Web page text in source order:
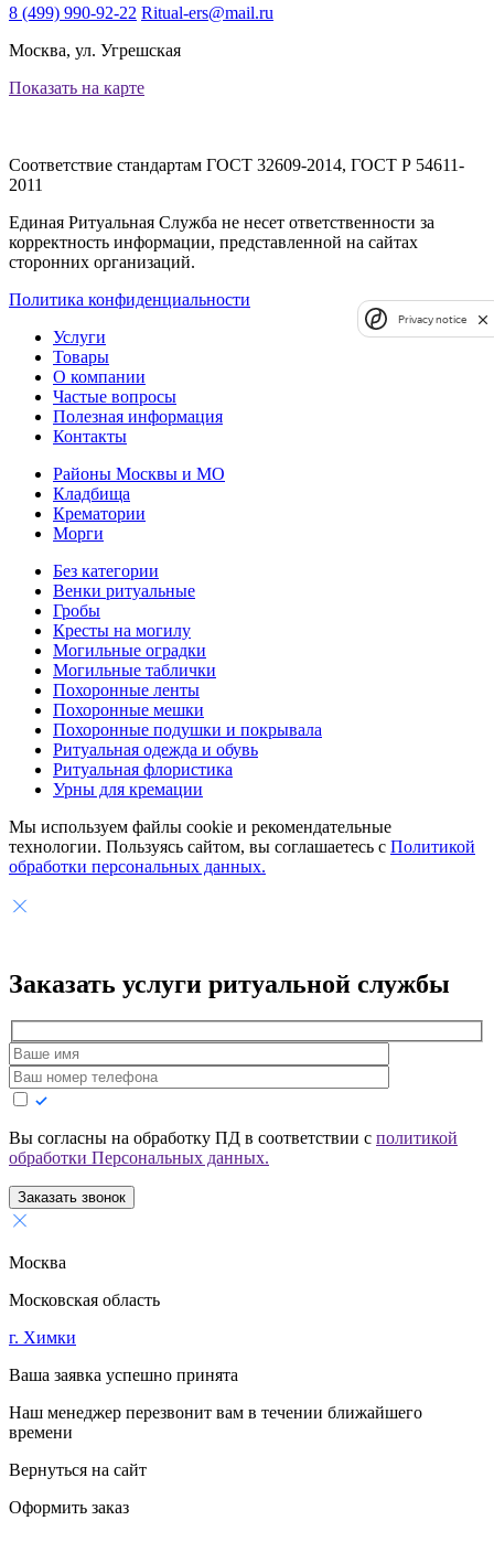
8 (499) 990-92-22 Ritual-ers@mail.ru
Москва, ул. Угрешская
Показать на карте
Соответствие стандартам ГОСТ 32609-2014, ГОСТ Р 54611-
2011
Единая Ритуальная Служба не несет ответственности за
корректность информации, представленной на сайтах
сторонних организаций.
Политика конфиденциальности
Услуги
Товары
О компании
Частые вопросы
Полезная информация
Контакты
Районы Москвы и МО
Кладбища
Крематории
Морги
Без категории
Венки ритуальные
Гробы
Кресты на могилу
Могильные оградки
Могильные таблички
Похоронные ленты
Похоронные мешки
Похоронные подушки и покрывала
Ритуальная одежда и обувь
Ритуальная флористика
Урны для кремации
Мы используем файлы cookie и рекомендательные
технологии. Пользуясь сайтом, вы соглашаетесь с Политикой
обработки персональных данных.
Заказать услуги ритуальной службы
Вы согласны на обработку ПД в соответствии с политикой
обработки Персональных данных.
Заказать звонок
Москва
Московская область
г. Химки
Ваша заявка успешно принята
Наш менеджер перезвонит вам в течении ближайшего
времени
Вернуться на сайт
Оформить заказ
Privacy notice